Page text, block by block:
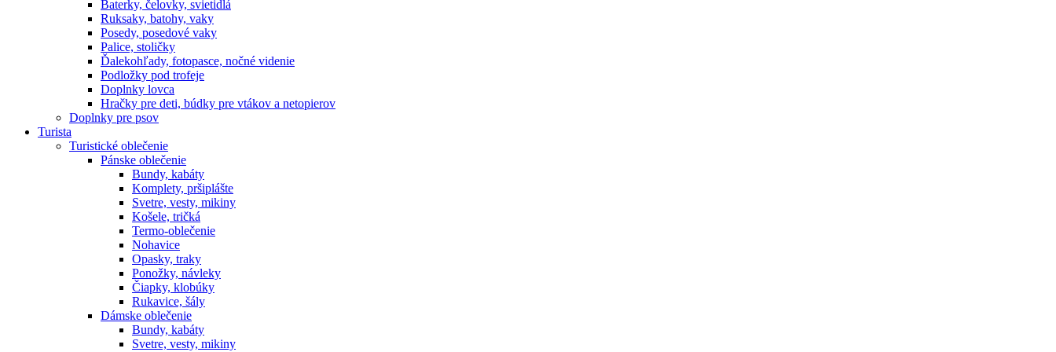
Baterky, čelovky, svietidlá
Ruksaky, batohy, vaky
Posedy, posedové vaky
Palice, stoličky
Ďalekohľady, fotopasce, nočné videnie
Podložky pod trofeje
Doplnky lovca
Hračky pre deti, búdky pre vtákov a netopierov
Doplnky pre psov
Turista
Turistické oblečenie
Pánske oblečenie
Bundy, kabáty
Komplety, pršiplášte
Svetre, vesty, mikiny
Košele, tričká
Termo-oblečenie
Nohavice
Opasky, traky
Ponožky, návleky
Čiapky, klobúky
Rukavice, šály
Dámske oblečenie
Bundy, kabáty
Svetre, vesty, mikiny